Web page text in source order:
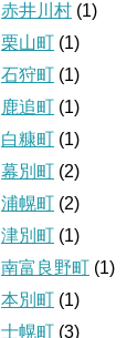
赤井川村 (1)
栗山町 (1)
石狩町 (1)
鹿追町 (1)
白糠町 (1)
幕別町 (2)
浦幌町 (2)
津別町 (1)
南富良野町 (1)
本別町 (1)
士幌町 (3)